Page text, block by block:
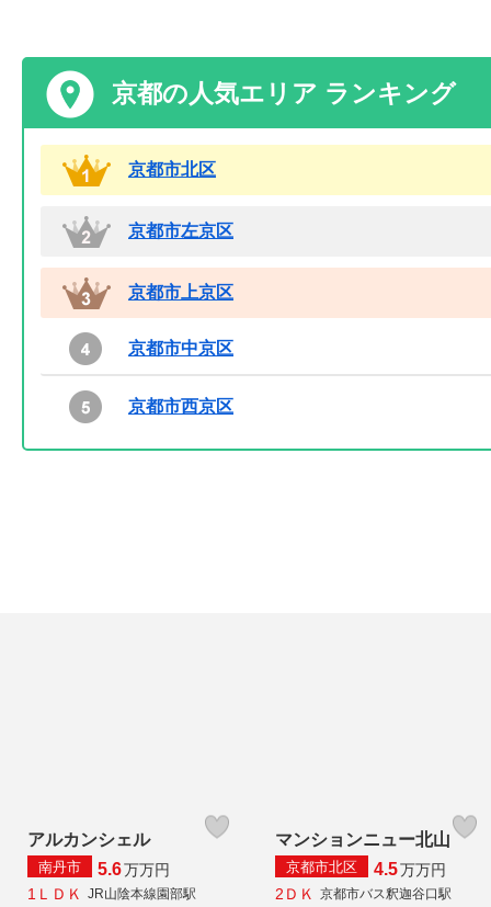
京都の人気エリア ランキング
京都市北区
京都市左京区
京都市上京区
京都市中京区
京都市西京区
アルカンシェル
南丹市 5.6万万円
1ＬＤＫ
JR山陰本線園部駅
マンションニュー北山
京都市北区 4.5万万円
2ＤＫ
京都市バス釈迦谷口駅